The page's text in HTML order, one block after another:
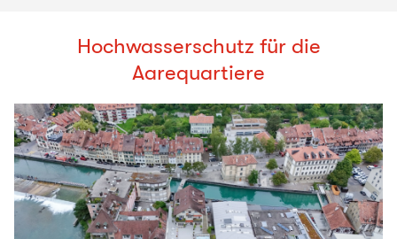
Hochwasserschutz für die
Aarequartiere